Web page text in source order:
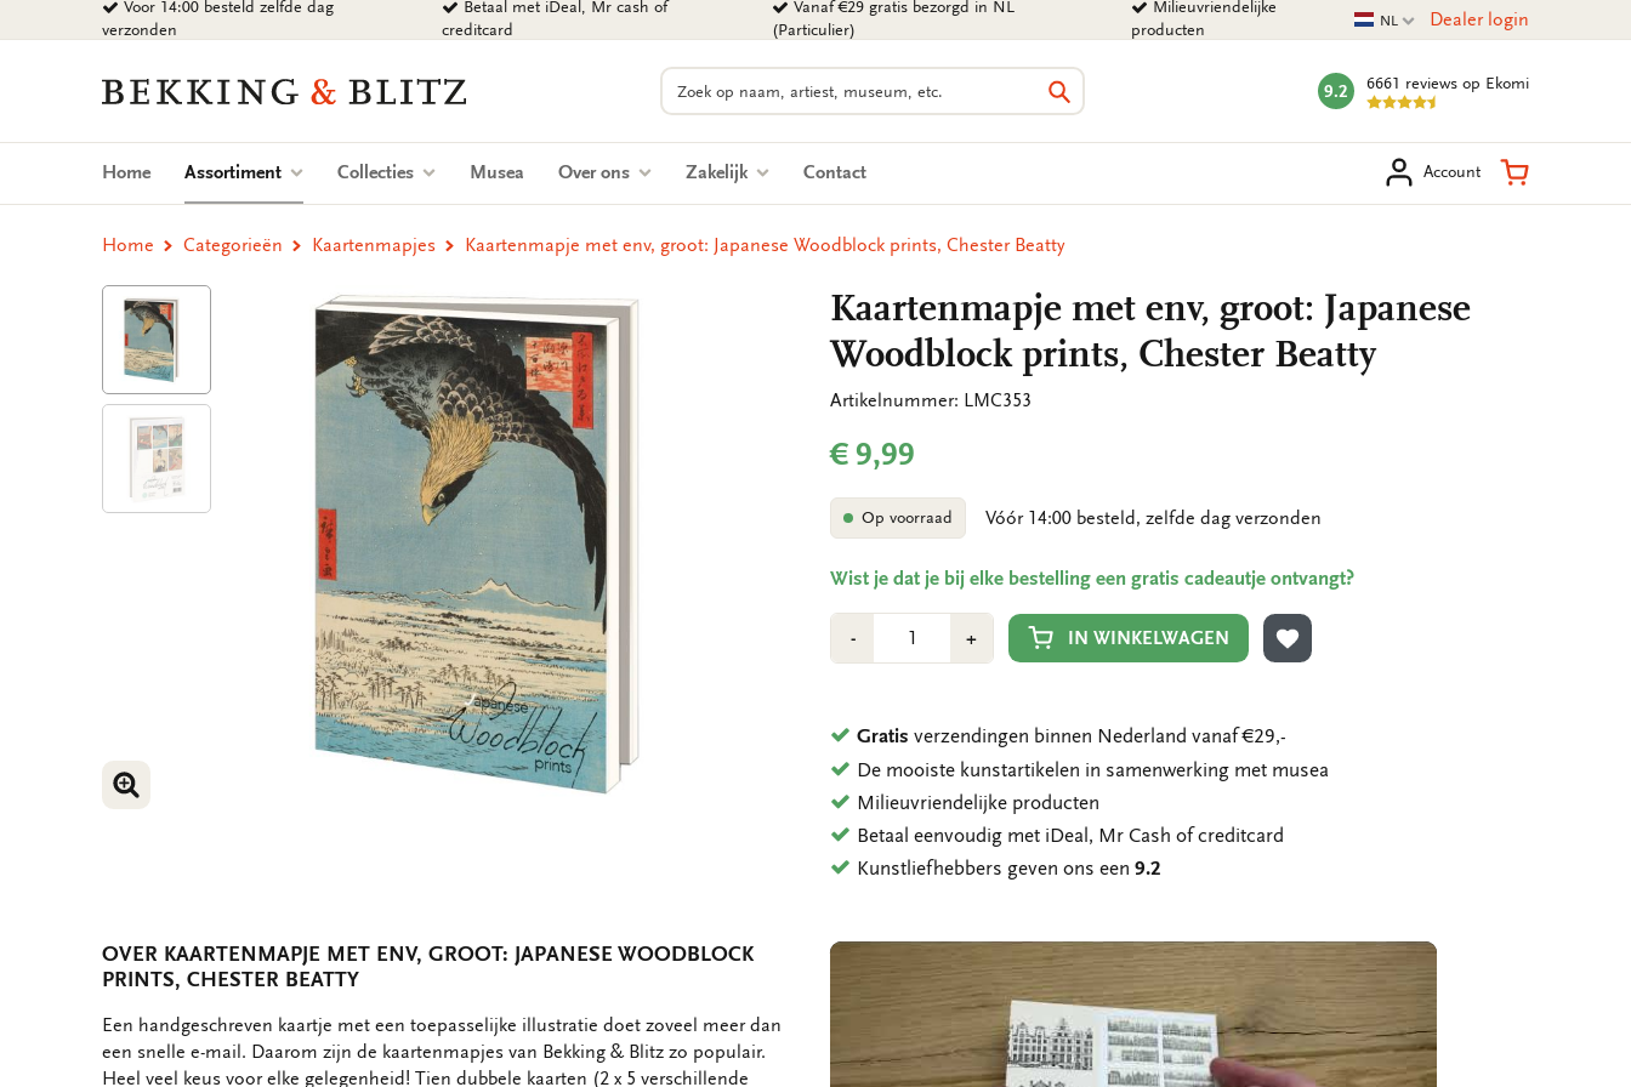
naar
Voor 14:00 besteld zelfde dag
verzonden
Betaal met iDeal, Mr cash of
creditcard
Vanaf €29 gratis bezorgd in NL
(Particulier)
Milieuvriendelijke
producten
Huidige taal
NL Dealer login
Bekking
Blitz
Uitgevers
Zoeken
Zoeken
mark:
9.2 6661 reviews op Ekomi
Home Assortiment (current)Collecties Musea Over ons Zakelijk Contact Account Winkelmand
Home Categorieën Kaartenmapjes Kaartenmapje met env, groot: Japanese Woodblock prints, Chester Beatty
VERGROOT AFBEELDING
VERGROOT AFBEELDING
Kaartenmapje met env, groot: Japanese
Woodblock prints, Chester Beatty
Artikelnummer: LMC353
€ 9,99
Op voorraad Vóór 14:00 besteld, zelfde dag verzonden
Wist je dat je bij elke bestelling een gratis cadeautje ontvangt?
-Min
1
+Plus
1
IN WINKELWAGEN
TOEVOEGEN AAN VERLANGLIJST
Gratis verzendingen binnen Nederland vanaf €29,-
De mooiste kunstartikelen in samenwerking met musea
Milieuvriendelijke producten
Betaal eenvoudig met iDeal, Mr Cash of creditcard
Kunstliefhebbers geven ons een9.2
OVER KAARTENMAPJE MET ENV, GROOT: JAPANESE WOODBLOCK
PRINTS, CHESTER BEATTY
OMSCHRIJVING
Een handgeschreven kaartje met een toepasselijke illustratie doet zoveel meer dan
een snelle e-mail. Daarom zijn de kaartenmapjes van Bekking & Blitz zo populair.
Heel veel keus voor elke gelegenheid! Tien dubbele kaarten (2 x 5 verschillende